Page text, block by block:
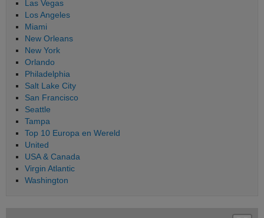
Las Vegas
Los Angeles
Miami
New Orleans
New York
Orlando
Philadelphia
Salt Lake City
San Francisco
Seattle
Tampa
Top 10 Europa en Wereld
United
USA & Canada
Virgin Atlantic
Washington